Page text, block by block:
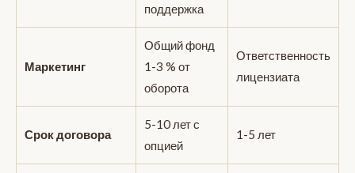
поддержка
Маркетинг
Общий фонд
1-3 % от
оборота
Ответственность
лицензиата
Срок договора
5-10 лет с
опцией
1-5 лет